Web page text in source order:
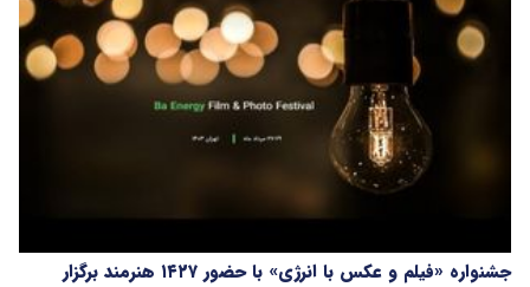
جشنواره «فیلم و عکس با انرژی» با حضور ۱۴۲۷ هنرمند برگزار